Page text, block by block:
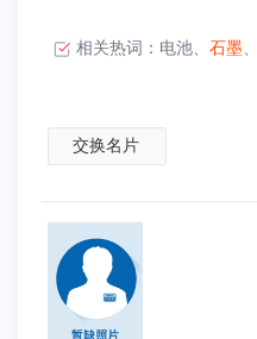
相关热词： 电池、 石墨、
交换名片